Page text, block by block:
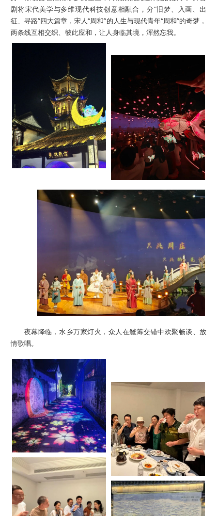
剧将宋代美学与多维现代科技创意相融合，分“旧梦、入画、出
征、寻路”四大篇章，宋人“周和”的人生与现代青年“周和”的奇梦，
两条线互相交织、彼此应和，让人身临其境，浑然忘我。
夜幕降临，水乡万家灯火，众人在觥筹交错中欢聚畅谈、放
情歌唱。